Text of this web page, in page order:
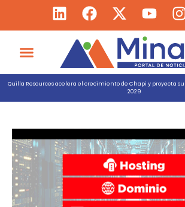
Quilla Resources acelera el crecimiento de Chapi y proyecta
2029